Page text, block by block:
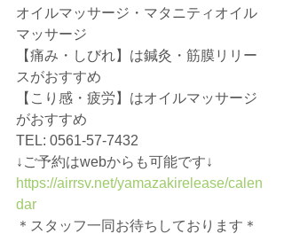
オイルマッサージ・マタニティオイル
マッサージ
【痛み・しびれ】は鍼灸・筋膜リリー
スがおすすめ
【こり感・疲労】はオイルマッサージ
がおすすめ
TEL: 0561-57-7432
↓ご予約はwebからも可能です↓
https://airrsv.net/yamazakirelease/calen
dar
＊スタッフ一同お待ちしております＊